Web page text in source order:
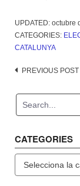
UPDATED: octubre
CATEGORIES:
CATALUNYA
Post
PREVIOUS POST
CATEGORIES
Categories